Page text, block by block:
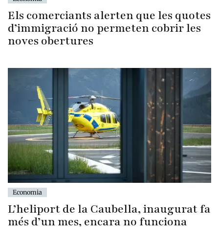
Els comerciants alerten que les quotes
d’immigració no permeten cobrir les
noves obertures
Economia
L’heliport de la Caubella, inaugurat fa
més d’un mes, encara no funciona